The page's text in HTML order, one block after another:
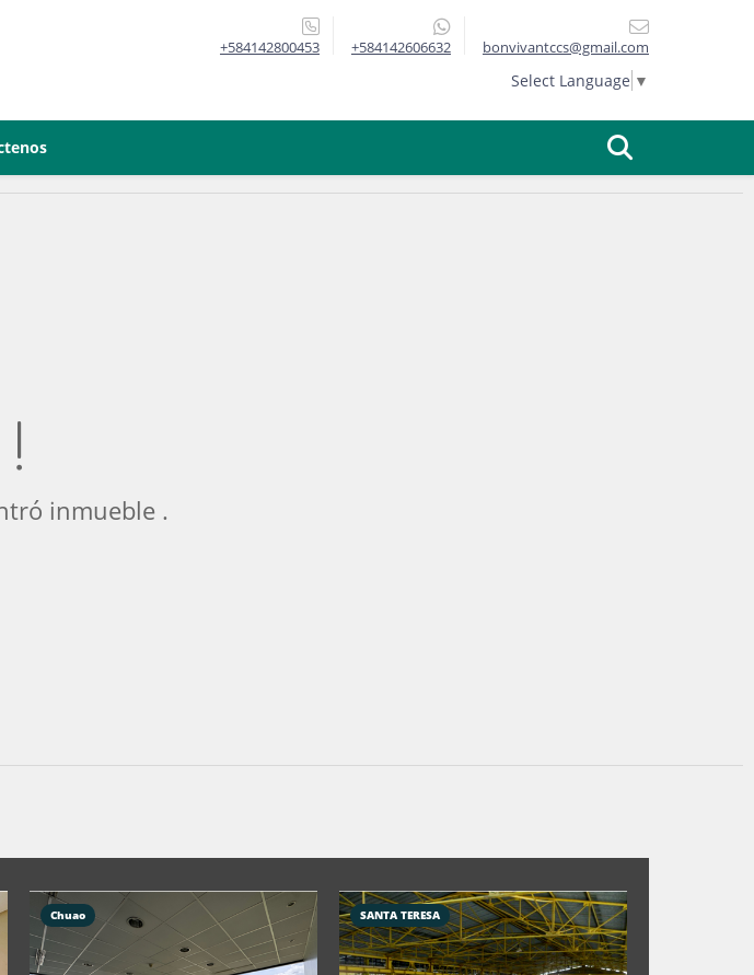
+584142800453 +584142606632 bonvivantccs@gmail.com
Select Language ▼
inmueble .
Chuao SANTA TERESA